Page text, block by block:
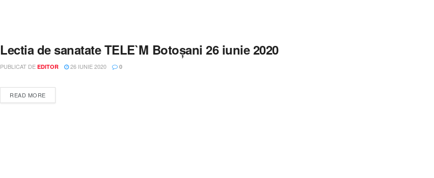
Lectia de sanatate TELE`M Botoșani 26 iunie 2020
PUBLICAT DE EDITOR 26 IUNIE 2020 0
READ MOREDETAILS